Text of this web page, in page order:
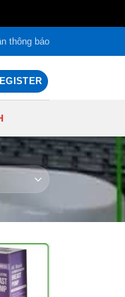
thông báo